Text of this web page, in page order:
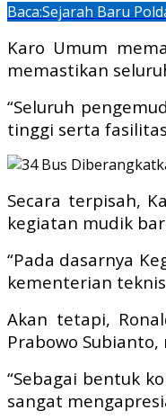
Baca:Sejarah Baru
Karo Umum
memastikan
“Seluruh
tinggi serta
Secara terpisah,
kegiatan mudik
“Pada dasarnya
kementerian
Akan tetapi,
Prabowo
“Sebagai bentuk
sangat